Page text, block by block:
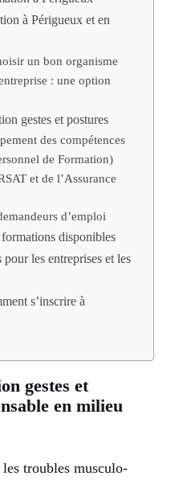
à Périgueux et en
un bon organisme
: une option
gestes et postures
des compétences
de Formation)
et de l’Assurance
d’emploi
disponibles
les entreprises et les
s’inscrire à
gestes et
en milieu
les troubles musculo-